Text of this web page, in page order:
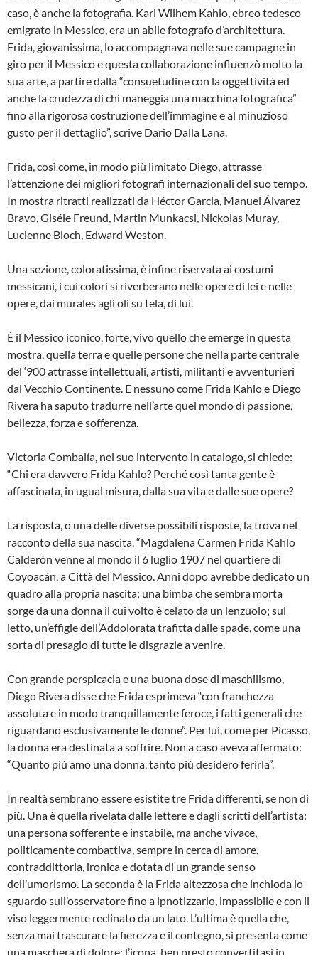
caso, è anche la fotografia. Karl Wilhem Kahlo, ebreo tedesco
emigrato in Messico, era un abile fotografo d’architettura.
Frida, giovanissima, lo accompagnava nelle sue campagne in
giro per il Messico e questa collaborazione influenzò molto la
sua arte, a partire dalla “consuetudine con la oggettività ed
anche la crudezza di chi maneggia una macchina fotografica”
fino alla rigorosa costruzione dell’immagine e al minuzioso
gusto per il dettaglio”, scrive Dario Dalla Lana.
Frida, così come, in modo più limitato Diego, attrasse
l’attenzione dei migliori fotografi internazionali del suo tempo.
In mostra ritratti realizzati da Héctor Garcia, Manuel Álvarez
Bravo, Giséle Freund, Martin Munkacsi, Nickolas Muray,
Lucienne Bloch, Edward Weston.
Una sezione, coloratissima, è infine riservata ai costumi
messicani, i cui colori si riverberano nelle opere di lei e nelle
opere, dai murales agli oli su tela, di lui.
È il Messico iconico, forte, vivo quello che emerge in questa
mostra, quella terra e quelle persone che nella parte centrale
del ‘900 attrasse intellettuali, artisti, militanti e avventurieri
dal Vecchio Continente. E nessuno come Frida Kahlo e Diego
Rivera ha saputo tradurre nell’arte quel mondo di passione,
bellezza, forza e sofferenza.
Victoria Combalía, nel suo intervento in catalogo, si chiede:
“Chi era davvero Frida Kahlo? Perché così tanta gente è
affascinata, in ugual misura, dalla sua vita e dalle sue opere?
La risposta, o una delle diverse possibili risposte, la trova nel
racconto della sua nascita. “Magdalena Carmen Frida Kahlo
Calderón venne al mondo il 6 luglio 1907 nel quartiere di
Coyoacán, a Città del Messico. Anni dopo avrebbe dedicato un
quadro alla propria nascita: una bimba che sembra morta
sorge da una donna il cui volto è celato da un lenzuolo; sul
letto, un’effigie dell’Addolorata trafitta dalle spade, come una
sorta di presagio di tutte le disgrazie a venire.
Con grande perspicacia e una buona dose di maschilismo,
Diego Rivera disse che Frida esprimeva “con franchezza
assoluta e in modo tranquillamente feroce, i fatti generali che
riguardano esclusivamente le donne”. Per lui, come per Picasso,
la donna era destinata a soffrire. Non a caso aveva affermato:
“Quanto più amo una donna, tanto più desidero ferirla”.
In realtà sembrano essere esistite tre Frida differenti, se non di
più. Una è quella rivelata dalle lettere e dagli scritti dell’artista:
una persona sofferente e instabile, ma anche vivace,
politicamente combattiva, sempre in cerca di amore,
contraddittoria, ironica e dotata di un grande senso
dell’umorismo. La seconda è la Frida altezzosa che inchioda lo
sguardo sull’osservatore fino a ipnotizzarlo, impassibile e con il
viso leggermente reclinato da un lato. L’ultima è quella che,
senza mai trascurare la fierezza e il contegno, si presenta come
una maschera di dolore; l’icona, ben presto convertitasi in